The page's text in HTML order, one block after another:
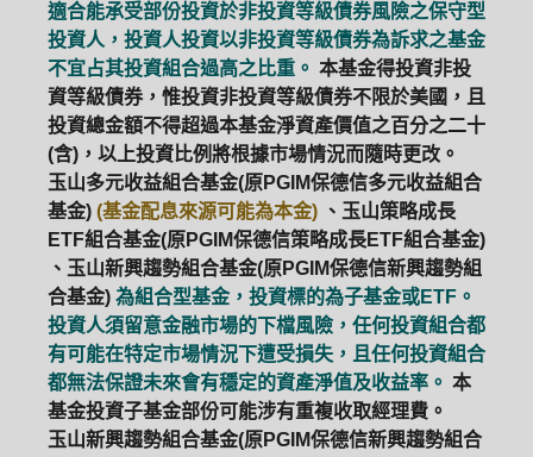
適合能承受部份投資於非投資等級債券風險之保守型
投資人，投資人投資以非投資等級債券為訴求之基金
不宜占其投資組合過高之比重。 本基金得投資非投
資等級債券，惟投資非投資等級債券不限於美國，且
投資總金額不得超過本基金淨資產價值之百分之二十
(含)，以上投資比例將根據市場情況而隨時更改。
玉山多元收益組合基金(原PGIM保德信多元收益組合
基金) (基金配息來源可能為本金) 、玉山策略成長
ETF組合基金(原PGIM保德信策略成長ETF組合基金)
、玉山新興趨勢組合基金(原PGIM保德信新興趨勢組
合基金) 為組合型基金，投資標的為子基金或ETF。
投資人須留意金融市場的下檔風險，任何投資組合都
有可能在特定市場情況下遭受損失，且任何投資組合
都無法保證未來會有穩定的資產淨值及收益率。 本
基金投資子基金部份可能涉有重複收取經理費。
玉山新興趨勢組合基金(原PGIM保德信新興趨勢組合